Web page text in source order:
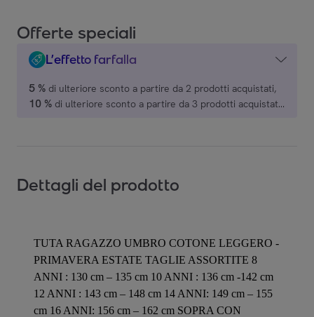
Offerte speciali
L’effetto farfalla
5 % di ulteriore sconto a partire da 2 prodotti acquistati,
10 % di ulteriore sconto a partire da 3 prodotti acquistati,
Dettagli del prodotto
TUTA RAGAZZO UMBRO COTONE LEGGERO -
PRIMAVERA ESTATE TAGLIE ASSORTITE 8
ANNI : 130 cm – 135 cm 10 ANNI : 136 cm -142 cm
12 ANNI : 143 cm – 148 cm 14 ANNI: 149 cm – 155
cm 16 ANNI: 156 cm – 162 cm SOPRA CON